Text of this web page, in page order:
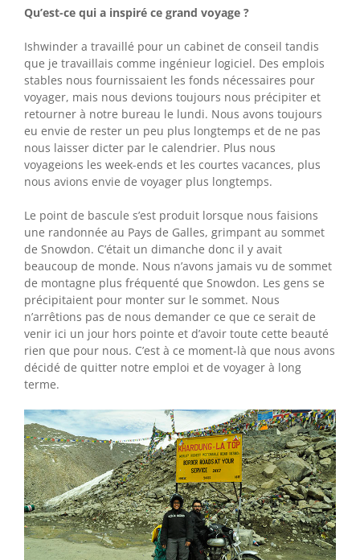
Qu’est-ce qui a inspiré ce grand voyage ?
Ishwinder a travaillé pour un cabinet de conseil tandis
que je travaillais comme ingénieur logiciel. Des emplois
stables nous fournissaient les fonds nécessaires pour
voyager, mais nous devions toujours nous précipiter et
retourner à notre bureau le lundi. Nous avons toujours
eu envie de rester un peu plus longtemps et de ne pas
nous laisser dicter par le calendrier. Plus nous
voyageions les week-ends et les courtes vacances, plus
nous avions envie de voyager plus longtemps.
Le point de bascule s’est produit lorsque nous faisions
une randonnée au Pays de Galles, grimpant au sommet
de Snowdon. C’était un dimanche donc il y avait
beaucoup de monde. Nous n’avons jamais vu de sommet
de montagne plus fréquenté que Snowdon. Les gens se
précipitaient pour monter sur le sommet. Nous
n’arrêtions pas de nous demander ce que ce serait de
venir ici un jour hors pointe et d’avoir toute cette beauté
rien que pour nous. C’est à ce moment-là que nous avons
décidé de quitter notre emploi et de voyager à long
terme.